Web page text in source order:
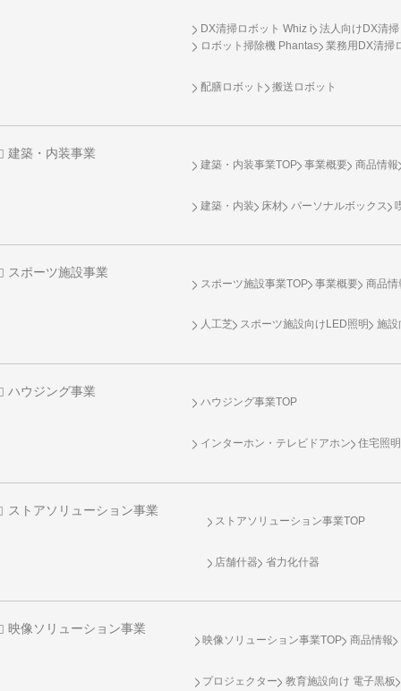
DX清掃ロボット Whiz i
法人向けDX清
ロボット掃除機 Phantas
業務用DX清掃
配膳ロボット 搬送ロボット
建築・内装事業
建築・内装事業TOP 事業概要 商品情報
建築・内装 床材 パーソナルボックス
スポーツ施設事業
スポーツ施設事業TOP 事業概要 商品情
人工芝 スポーツ施設向け LED照明 施設
ハウジング事業
ハウジング事業TOP
インターホン・テレビドアホン 住宅照明
ストアソリューション事業
ストアソリューション事業TOP
店舗什器 省力化什器
映像ソリューション事業
映像ソリューション事業TOP 商品情報
プロジェクター 教育施設向け 電子黒板